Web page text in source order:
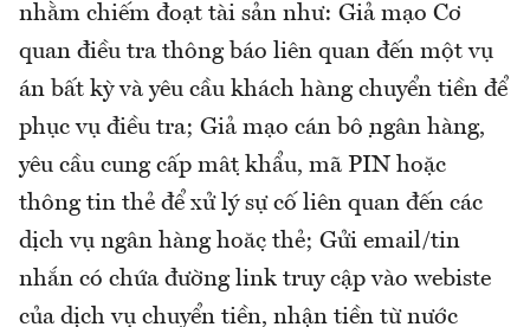
nhằm chiếm đoạt tài sản như: Giả mạo Cơ
quan điều tra thông báo liên quan đến một vụ
án bất kỳ và yêu cầu khách hàng chuyển tiền để
phục vụ điều tra; Giả mạo cán bộ ngân hàng,
yêu cầu cung cấp mật khẩu, mã PIN hoặc
thông tin thẻ để xử lý sự cố liên quan đến các
dịch vụ ngân hàng hoặc thẻ; Gửi email/tin
nhắn có chứa đường link truy cập vào webiste
của dịch vụ chuyển tiền, nhận tiền từ nước